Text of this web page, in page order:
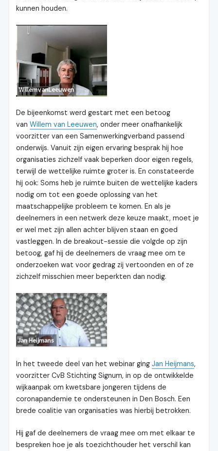
kunnen houden.
De bijeenkomst werd gestart met een betoog
vanWillem van Leeuwen, onder meer onafhankelijk
voorzitter van een Samenwerkingverband passend
onderwijs. Vanuit zijn eigen ervaring besprak hij hoe
organisaties zichzelf vaak beperken door eigen regels,
terwijl de wettelijke ruimte groter is. En constateerde
hij ook: Soms heb je ruimte buiten de wettelijke kaders
nodig om tot een goede oplossing van het
maatschappelijke probleem te komen. En als je
deelnemers in een netwerk deze keuze maakt, moet je
er wel met zijn allen achter blijven staan en goed
vastleggen. In de breakout-sessie die volgde op zijn
betoog, gaf hij de deelnemers de vraag mee om te
onderzoeken wat voor gedrag zij vertoonden en of ze
zichzelf misschien meer beperkten dan nodig.
In het tweede deel van het webinar gingJan Heijmans,
voorzitter CvB Stichting Signum, in op de ontwikkelde
wijkaanpak om kwetsbare jongeren tijdens de
coronapandemie te ondersteunen in Den Bosch. Een
brede coalitie van organisaties was hierbij betrokken.
Hij gaf de deelnemers de vraag mee om met elkaar te
bespreken hoe je als toezichthouder het verschil kan